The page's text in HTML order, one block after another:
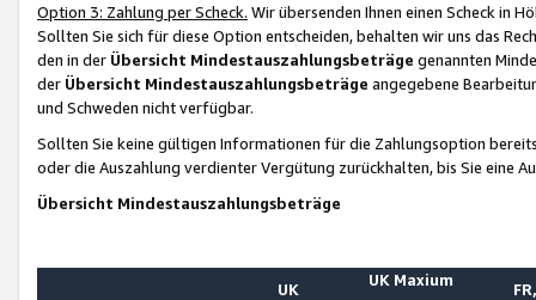
Option 3: Zahlung per Scheck. Wir übersenden Ihnen einen Scheck in
Sollten Sie sich für diese Option entscheiden, behalten wir uns das
den in der Übersicht Mindestauszahlungsbeträge genannten
der Übersicht Mindestauszahlungsbeträge angegebene
und Schweden nicht verfügbar.
Sollten Sie keine gültigen Informationen für die Zahlungsoption
oder die Auszahlung verdienter Vergütung zurückhalten, bis Sie
Übersicht Mindestauszahlungsbeträge
UK
UK Maxium